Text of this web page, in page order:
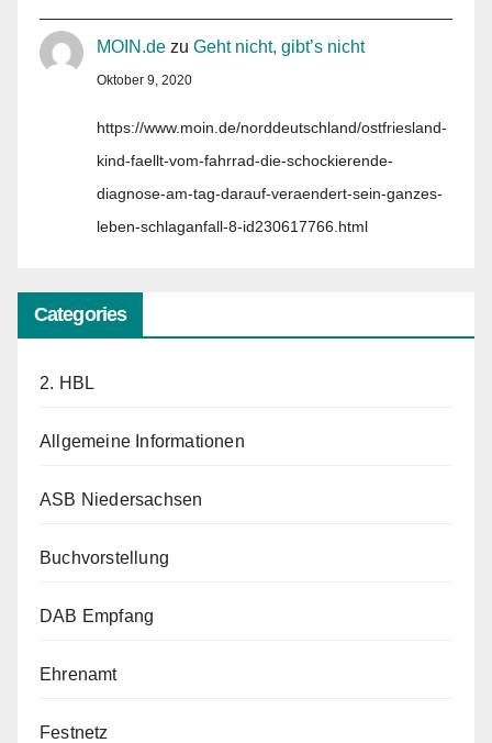
MOIN.de zu Geht nicht, gibt’s nicht
Oktober 9, 2020
https://www.moin.de/norddeutschland/ostfriesland-
kind-faellt-vom-fahrrad-die-schockierende-
diagnose-am-tag-darauf-veraendert-sein-ganzes-
leben-schlaganfall-8-id230617766.html
Categories
2. HBL
Allgemeine Informationen
ASB Niedersachsen
Buchvorstellung
DAB Empfang
Ehrenamt
Festnetz